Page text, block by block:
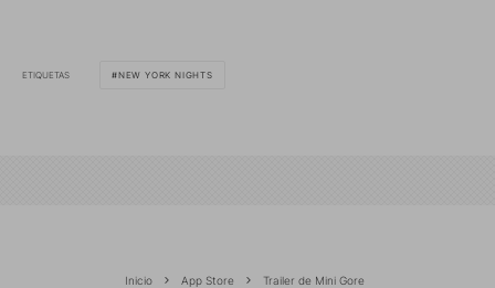
ETIQUETAS NEW YORK NIGHTS
Inicio App Store Trailer de Mini Gore